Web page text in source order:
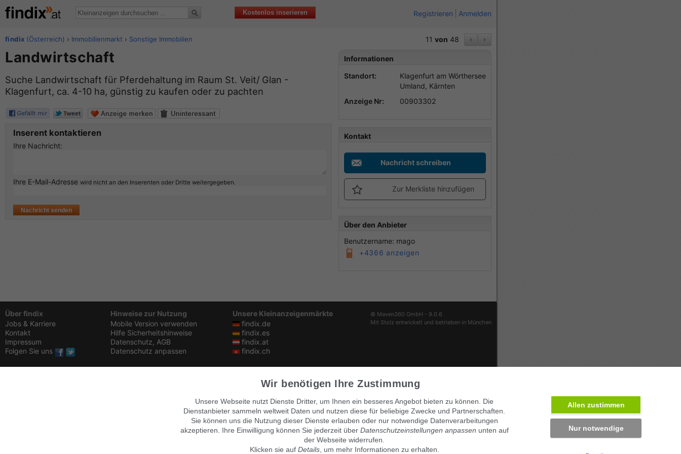
Kostenlos inserieren Registrieren Anmelden
findix (Österreich) › Immobilienmarkt › Sonstige Immobilien 11 von 48 ‹ ›
Landwirtschaft
Suche Landwirtschaft für Pferdehaltung im Raum St. Veit/ Glan -
Klagenfurt, ca. 4-10 ha, günstig zu kaufen oder zu pachten
Inserent kontaktieren
Ihre Nachricht:
Ihre E-Mail-Adresse wird nicht an den Inserenten oder Dritte weitergegeben.
Informationen
Standort:
Klagenfurt am Wörthersee
Umland, Kärnten
Anzeige Nr:
00903302
Kontakt
Nachricht schreiben
Zur Merkliste hinzufügen
Über den Anbieter
Benutzername: mago
+4366 anzeigen
Über findix
Jobs & Karriere
Kontakt
Impressum
Folgen Sie uns
Hinweise zur Nutzung
Mobile Version verwenden
Hilfe Sicherheitshinweise
Datenschutz, AGB
Datenschutz anpassen
Unsere Kleinanzeigenmärkte
findix.de
findix.es
findix.at
findix.ch
© Maven360 GmbH - 9.0.6
Mit Stolz entwickelt und betrieben in München
Wir benötigen Ihre Zustimmung
Unsere Webseite nutzt Dienste Dritter, um Ihnen ein besseres Angebot bieten zu können. Die
Dienstanbieter sammeln weltweit Daten und nutzen diese für beliebige Zwecke und Partnerschaften.
Sie können uns die Nutzung dieser Dienste erlauben oder nur notwendige Datenverarbeitungen
akzeptieren. Ihre Einwilligung können Sie jederzeit über Datenschutzeinstellungen anpassen unten auf
der Webseite widerrufen.
Klicken sie auf Details, um mehr Informationen zu erhalten.
Allen zustimmen
Nur notwendige